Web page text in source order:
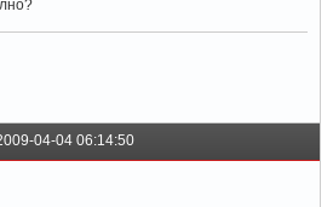
04-04 06:14:50